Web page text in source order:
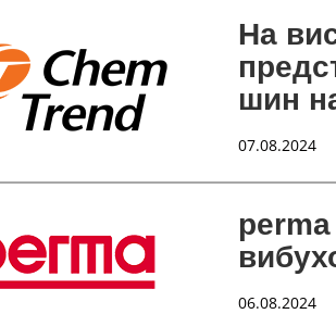
На
шин
07.08.2024
perma
06.08.2024